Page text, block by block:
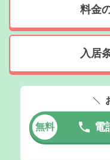
料金
入居
無料 電